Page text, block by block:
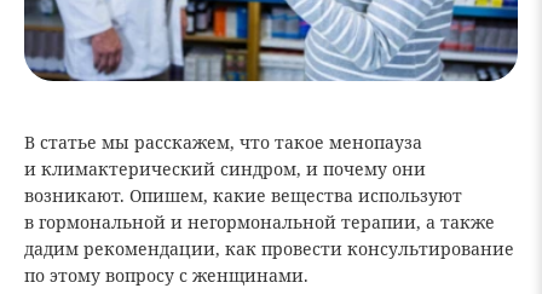
В статье мы расскажем, что такое менопауза
и климактерический синдром, и почему они
возникают. Опишем, какие вещества используют
в гормональной и негормональной терапии, а также
дадим рекомендации, как провести консультирование
по этому вопросу с женщинами.